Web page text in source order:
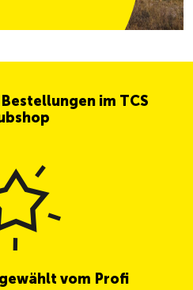
im TCS
vom Profi